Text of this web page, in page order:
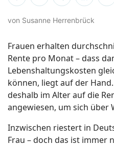
von Susanne Herrenbrück
Frauen erhalten
Rente pro Monat – dass
Lebenshaltungskosten
können, liegt auf der
deshalb im Alter auf die
angewiesen, um sich über
Inzwischen riestert in
Frau – doch das ist immer